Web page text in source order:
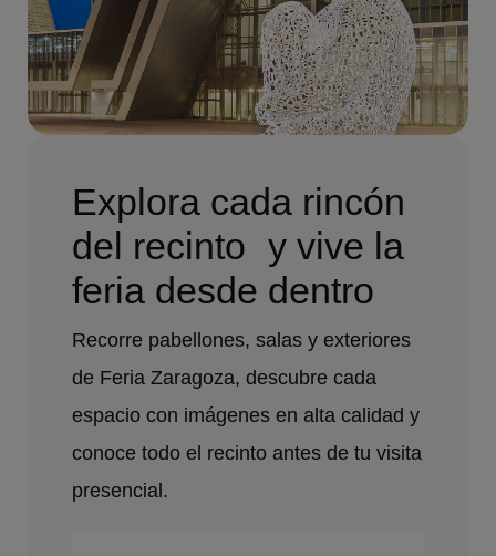
Explora cada rincón
del recinto y vive la
feria desde dentro
Recorre pabellones, salas y exteriores
de Feria Zaragoza, descubre cada
espacio con imágenes en alta calidad y
conoce todo el recinto antes de tu visita
presencial.